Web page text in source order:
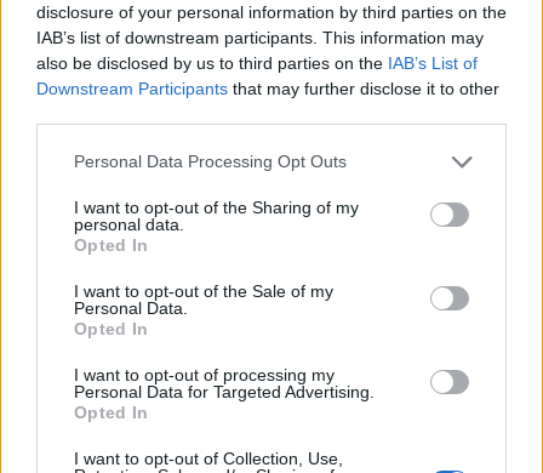
disclosure of your personal information by third parties on the
IAB’s list of downstream participants. This information may
also be disclosed by us to third parties on the IAB’s List of
Downstream Participants that may further disclose it to other
Personal Data Processing Opt Outs
I want to opt-out of the Sharing of my
personal data.
Opted In
I want to opt-out of the Sale of my
Personal Data.
Opted In
I want to opt-out of processing my
Personal Data for Targeted Advertising.
Opted In
I want to opt-out of Collection, Use,
ΥΓΕΊΑ 16/10/2024 - 03:19
Πρωτότυπη θεατρική παράσταση για παιδιά με
θέμα τη στοματική υγιεινή